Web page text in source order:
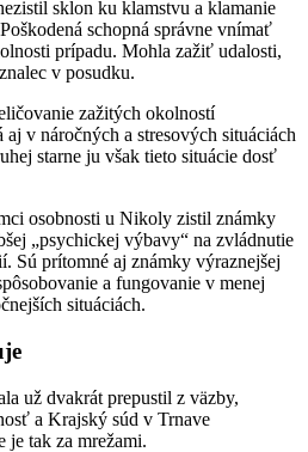
sklon ku klamstvu a klamanie
schopná správne vnímať
prípadu. Mohla zažiť udalosti,
v posudku.
zažitých okolností
v náročných a stresových situáciách
starne ju však tieto situácie dosť
osobnosti u Nikoly zistil známky
„psychickej výbavy“ na zvládnutie
Sú prítomné aj známky výraznejšej
a fungovanie v menej
situáciách.
už dvakrát prepustil z väzby,
a Krajský súd v Trnave
je tak za mrežami.